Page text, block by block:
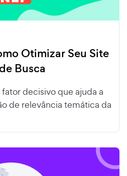
Otimizar Seu Site
Busca
decisivo que ajuda a
de relevância temática da